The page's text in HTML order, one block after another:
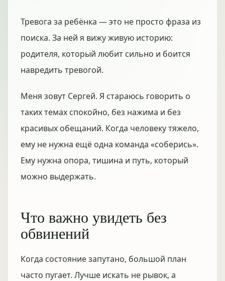
Тревога за ребёнка — это не просто фраза из
поиска. За ней я вижу живую историю:
родителя, который любит сильно и боится
навредить тревогой.
Меня зовут Сергей. Я стараюсь говорить о
таких темах спокойно, без нажима и без
красивых обещаний. Когда человеку тяжело,
ему не нужна ещё одна команда «соберись».
Ему нужна опора, тишина и путь, который
можно выдержать.
Что важно увидеть без
обвинений
Когда состояние запутано, большой план
часто пугает. Лучше искать не рывок, а